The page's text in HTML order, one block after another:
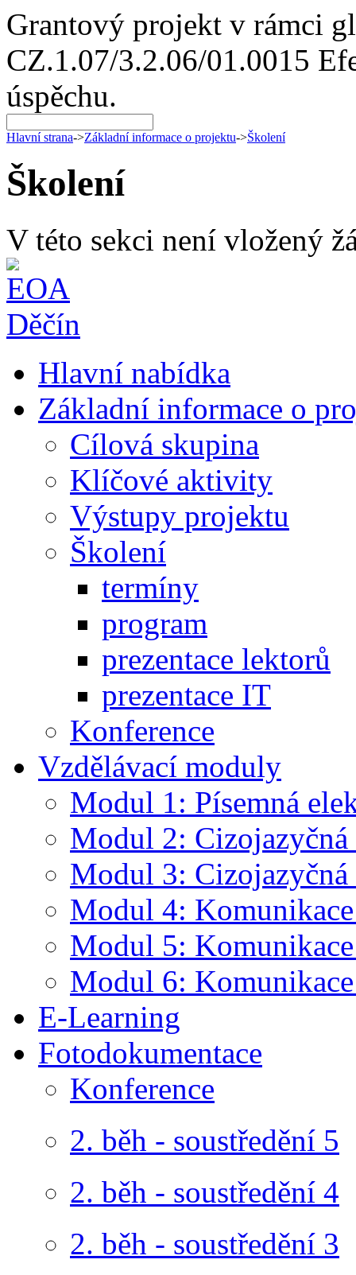
Grantový projekt v rámci
CZ.1.07/3.2.06/01.0015
úspěchu.
Hlavní strana->Základní informace o projektu->Školení
Školení
V této sekci není vložený
Hlavní nabídka
Základní informace o
Cílová skupina
Klíčové aktivity
Výstupy projektu
Školení
termíny
program
prezentace lektorů
prezentace IT
Konference
Vzdělávací moduly
Modul 1: Písemná
Modul 2:
Modul 3:
Modul 4:
Modul 5:
Modul 6:
E-Learning
Fotodokumentace
Konference
2. běh - soustředění 5
2. běh - soustředění 4
2. běh - soustředění 3